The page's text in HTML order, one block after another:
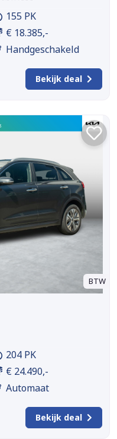
155 PK
€ 18.385,-
Handgeschakeld
Bekijk deal
BTW
204 PK
€ 24.490,-
Automaat
Bekijk deal